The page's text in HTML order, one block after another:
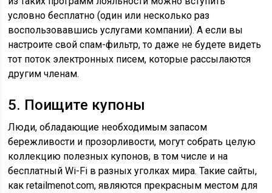
условно бесплатно (один или несколько раз
воспользовавшись услугами компании). А если вы
настроите свой спам-фильтр, то даже не будете видеть
тот поток электронных писем, которые рассылаются
другим членам.
5. Поищите купоны
Люди, обладающие необходимым запасом
бережливости и прозорливости, могут собрать целую
коллекцию полезных купонов, в том числе и на
бесплатный Wi-Fi в разных уголках мира. Такие сайты,
как retailmenot.com, являются прекрасным местом для